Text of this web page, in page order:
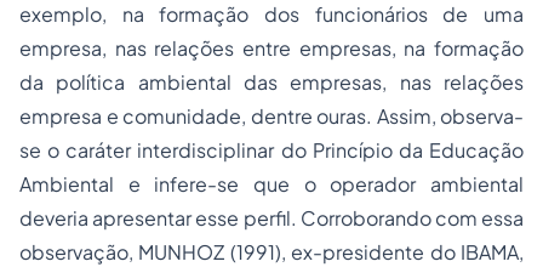
exemplo, na formação dos funcionários de uma
empresa, nas relações entre empresas, na formação
da política ambiental das empresas, nas relações
empresa e comunidade, dentre ouras. Assim, observa-
se o caráter interdisciplinar do Princípio da Educação
Ambiental e infere-se que o operador ambiental
deveria apresentar esse perfil. Corroborando com essa
observação, MUNHOZ (1991), ex-presidente do IBAMA,